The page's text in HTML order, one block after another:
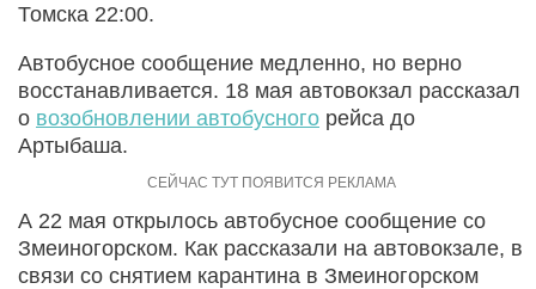
Томска 22:00.
Автобусное сообщение медленно, но верно
восстанавливается. 18 мая автовокзал рассказал
о возобновлении автобусного рейса до
Артыбаша.
А 22 мая открылось автобусное сообщение со
Змеиногорском. Как рассказали на автовокзале, в
связи со снятием карантина в Змеиногорском